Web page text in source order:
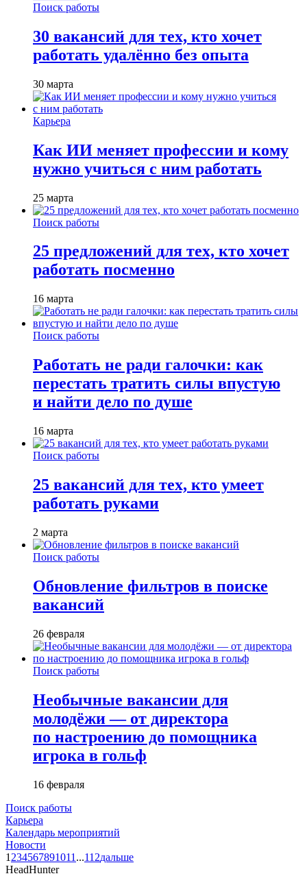
Поиск работы
30 вакансий для тех, кто хочет
работать удалённо без опыта
30 марта
Карьера
Как ИИ меняет профессии и кому
нужно учиться с ним работать
25 марта
Поиск работы
25 предложений для тех, кто хочет
работать посменно
16 марта
Поиск работы
Работать не ради галочки: как
перестать тратить силы впустую
и найти дело по душе
16 марта
Поиск работы
25 вакансий для тех, кто умеет
работать руками
2 марта
Поиск работы
Обновление фильтров в поиске
вакансий
26 февраля
Поиск работы
Необычные вакансии для
молодёжи — от директора
по настроению до помощника
игрока в гольф
16 февраля
Поиск работы
Карьера
Календарь мероприятий
Новости
1 234567891011 ...112дальше
HeadHunter